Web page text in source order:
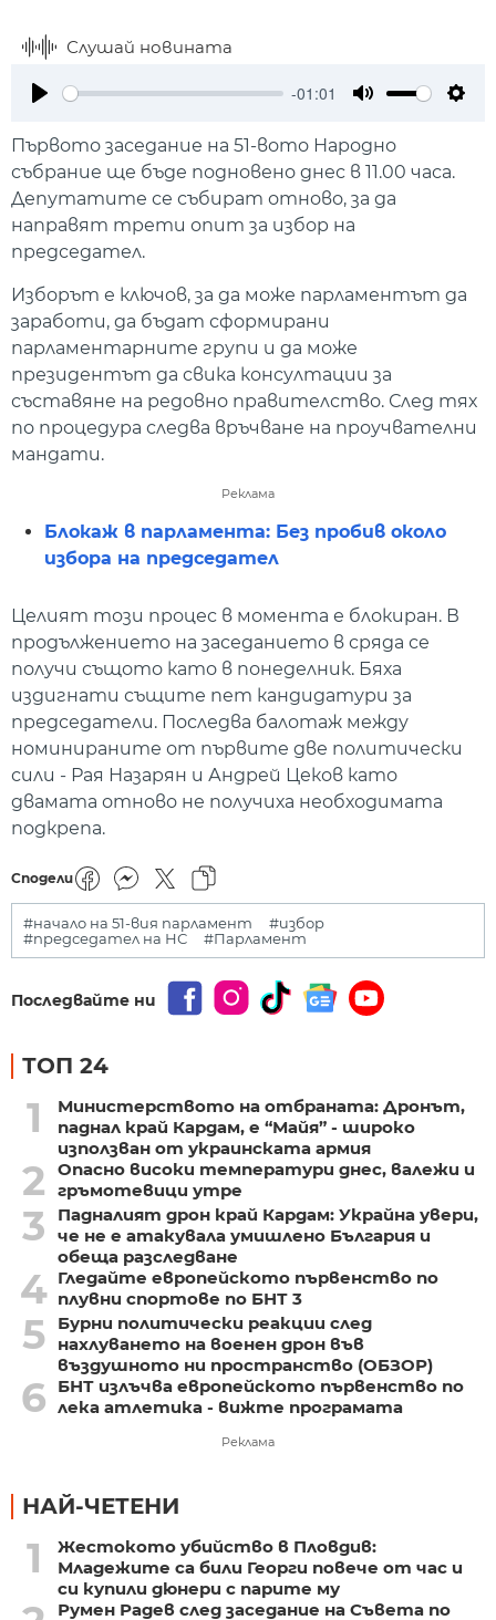
Слушай новината
-01:01
Първото заседание на 51-вото Народно
събрание ще бъде подновено днес в 11.00 часа.
Депутатите се събират отново, за да
направят трети опит за избор на
председател.
Изборът е ключов, за да може парламентът да
заработи, да бъдат сформирани
парламентарните групи и да може
президентът да свика консултации за
съставяне на редовно правителство. След тях
по процедура следва връчване на проучвателни
мандати.
Реклама
Блокаж в парламента: Без пробив около
избора на председател
Целият този процес в момента е блокиран. В
продължението на заседанието в сряда се
получи същото като в понеделник. Бяха
издигнати същите пет кандидатури за
председатели. Последва балотаж между
номинираните от първите две политически
сили - Рая Назарян и Андрей Цеков като
двамата отново не получиха необходимата
подкрепа.
Сподели
#начало на 51-вия парламент
#избор
#председател на НС
#Парламент
Последвайте ни
ТОП 24
1
Министерството на отбраната: Дронът,
паднал край Кардам, е “Майя” - широко
използван от украинската армия
2
Опасно високи температури днес, валежи и
гръмотевици утре
3
Падналият дрон край Кардам: Украйна увери,
че не е атакувала умишлено България и
обеща разследване
4 Гледайте европейското първенство по
плувни спортове по БНТ 3
5
Бурни политически реакции след
нахлуването на военен дрон във
въздушното ни пространство (ОБЗОР)
6
БНТ излъчва европейското първенство по
лека атлетика - вижте програмата
Реклама
НАЙ-ЧЕТЕНИ
1
Жестокото убийство в Пловдив:
Младежите са били Георги повече от час и
си купили дюнери с парите му
Румен Радев след заседание на Съвета по